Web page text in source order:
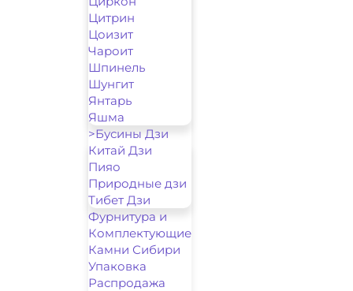
Цитрин
Цоизит
Чароит
Шпинель
Шунгит
Янтарь
Яшма
>Бусины Дзи
Китай Дзи
Пияо
Природные дзи
Тибет Дзи
Фурнитура и
Комплектующие
Камни Сибири
Упаковка
Распродажа